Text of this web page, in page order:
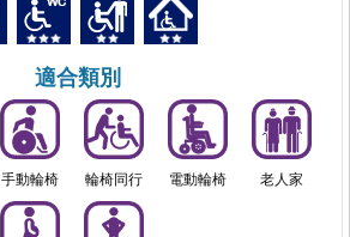
適合類別
手動輪椅 輪椅同行 電動輪椅 老人家